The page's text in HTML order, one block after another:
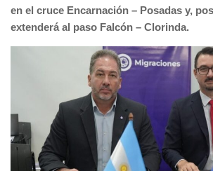
en el cruce Encarnación – Posadas y,
extenderá al paso Falcón – Clorinda.